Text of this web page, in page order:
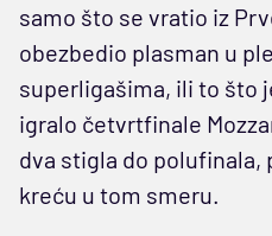
samo što se vratio iz
obezbedio plasman u
superligašima, ili to što
igralo četvrtfinale
dva stigla do polufinala,
kreću u tom smeru.